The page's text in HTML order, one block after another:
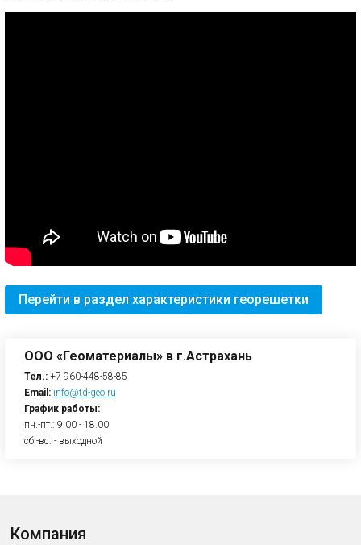
Перейти в раздел характеристики георешетки
ООО «Геоматериалы» в г.Астрахань
Тел.: +7 960-448-58-85
Email: info@td-geo.ru
График работы:
пн.-пт.: 9.00 - 18.00
сб.-вс. - выходной
Компания